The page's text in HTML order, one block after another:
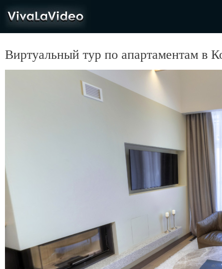
VivaLaVideo
Виртуальный тур по апартаментам в